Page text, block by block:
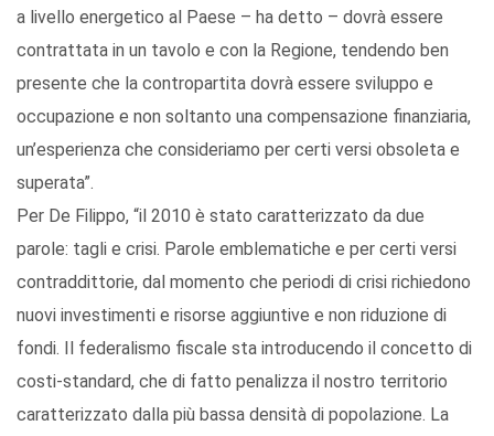
a livello energetico al Paese – ha detto – dovrà essere
contrattata in un tavolo e con la Regione, tendendo ben
presente che la contropartita dovrà essere sviluppo e
occupazione e non soltanto una compensazione finanziaria,
un’esperienza che consideriamo per certi versi obsoleta e
superata”.
Per De Filippo, “il 2010 è stato caratterizzato da due
parole: tagli e crisi. Parole emblematiche e per certi versi
contraddittorie, dal momento che periodi di crisi richiedono
nuovi investimenti e risorse aggiuntive e non riduzione di
fondi. Il federalismo fiscale sta introducendo il concetto di
costi-standard, che di fatto penalizza il nostro territorio
caratterizzato dalla più bassa densità di popolazione. La